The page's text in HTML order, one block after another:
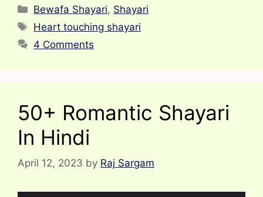
Categories
Bewafa Shayari, Shayari
Tags
Heart touching shayari
4 Comments
50+ Romantic Shayari
In Hindi
April 12, 2023 by Raj Sargam